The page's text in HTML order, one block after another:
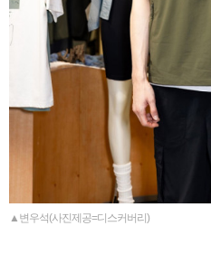
▲변우석(사진제공=디스커버리)